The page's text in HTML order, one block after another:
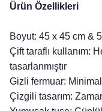
Ürün Özellikleri
Boyut: 45 x 45 cm &
Çift taraflı kullanım:
tasarlanmıştır
Gizli fermuar:
Çizgili tasarım: